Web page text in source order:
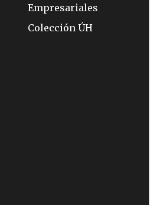
Empresariales
Colección ÚH